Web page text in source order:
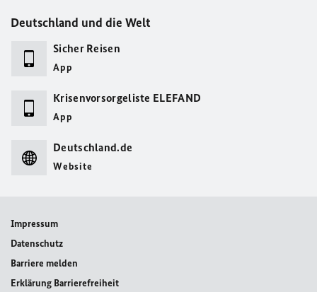
Deutschland und die Welt
Sicher Reisen
App
Krisenvorsorgeliste ELEFAND
App
Deutschland.de
Website
Impressum
Datenschutz
Barriere melden
Erklärung Barrierefreiheit